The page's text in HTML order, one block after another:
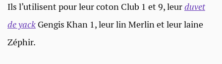
Ils l’utilisent pour leur coton Club 1 et 9, leurduvet
de yack Gengis Khan 1, leur lin Merlin et leur laine
Zéphir.